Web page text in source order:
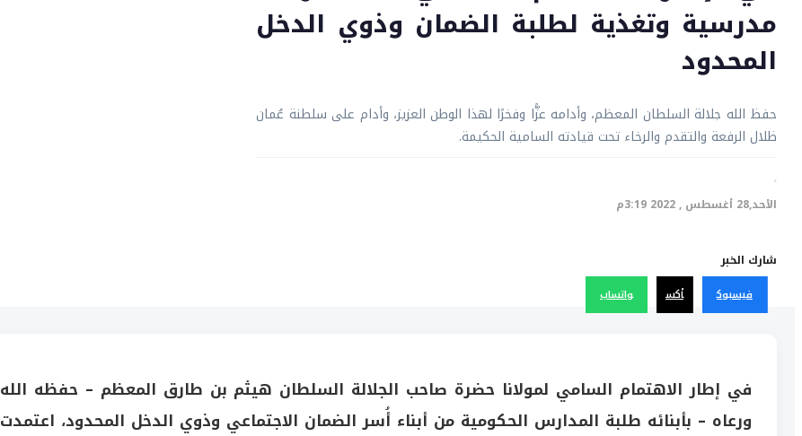
مدرسية وتغذية لطلبة الضمان وذوي الدخل
المحدود
حفظ الله جلالة السلطان المعظم، وأدامه عزًّا وفخرًا لهذا الوطن العزيز، وأدام على سلطنة عُمان
ظلال الرفعة والتقدم والرخاء تحت قيادته السامية الحكيمة.
·
الأحد,28 أغسطس , 2022 3:19م
شارك الخبر
فيسبوك أكس واتساب
في إطار الاهتمام السامي لمولانا حضرة صاحب الجلالة السلطان هيثم بن طارق المعظم – حفظه الله
ورعاه – بأبنائه طلبة المدارس الحكومية من أبناء أُسر الضمان الاجتماعي وذوي الدخل المحدود، اعتمدت